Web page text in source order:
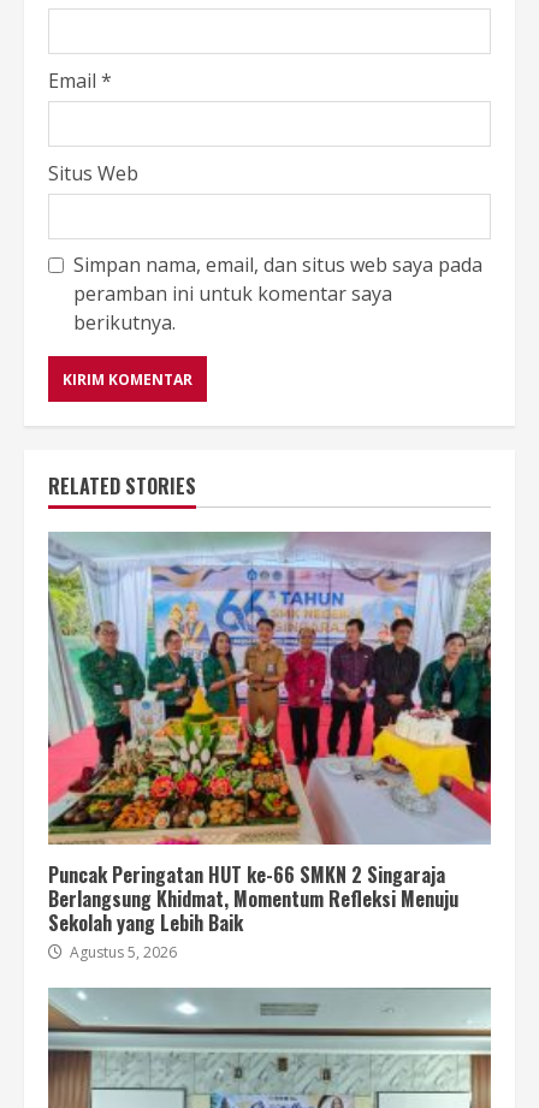
Email *
Situs Web
Simpan nama, email, dan situs web saya pada
peramban ini untuk komentar saya
berikutnya.
RELATED STORIES
Puncak Peringatan HUT ke-66 SMKN 2 Singaraja
Berlangsung Khidmat, Momentum Refleksi Menuju
Sekolah yang Lebih Baik
Agustus 5, 2026